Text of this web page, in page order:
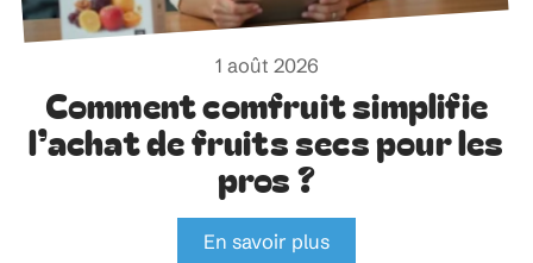
1 août 2026
Comment comfruit simplifie
l’achat de fruits secs pour les
pros ?
En savoir plus